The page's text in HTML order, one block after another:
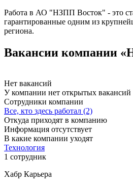
Работа в АО "НЗПП Восток" - это
гарантированные одним из
региона.
Вакансии компании
Нет вакансий
У компании нет открытых вакансий
Сотрудники компании
Все, кто здесь работал (2)
Откуда приходят в компанию
Информация отсутствует
В какие компании уходят
Технология
1 сотрудник
Хабр Карьера